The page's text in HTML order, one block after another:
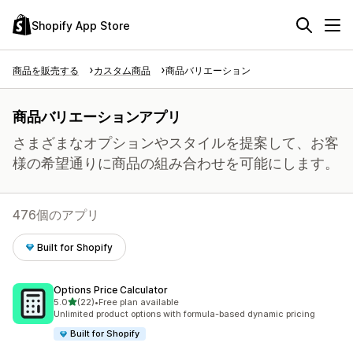
Shopify App Store
商品を販売する カスタム商品 商品バリエーション
商品バリエーションアプリ
さまざまなオプションやスタイルを提案して、お客
様の希望通りに商品の組み合わせを可能にします。
476個のアプリ
Built for Shopify
Options Price Calculator
5.05つ星中
(22)
合計レビュー数：22件
•Free plan available
Unlimited product options with formula-based dynamic pricing
Built for Shopify